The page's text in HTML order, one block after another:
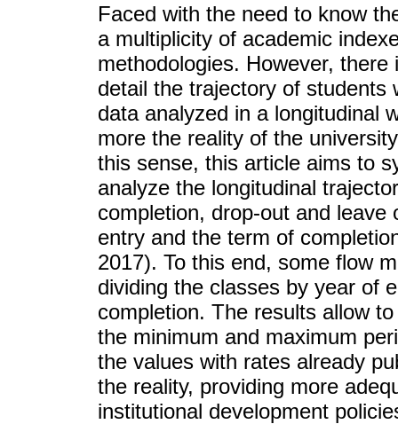
Faced with the need to know
a multiplicity of academic
methodologies. However,
detail the trajectory of students
data analyzed in a longitudinal
more the reality of the
this sense, this article aims to
analyze the longitudinal
completion, drop-out and
entry and the term of
2017). To this end, some flow
dividing the classes by year of
completion. The results allow
the minimum and maximum
the values with rates already
the reality, providing more
institutional development